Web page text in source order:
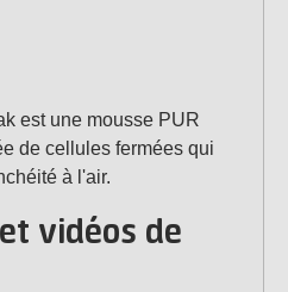
est une mousse PUR
de cellules fermées qui
à l'air.
vidéos de